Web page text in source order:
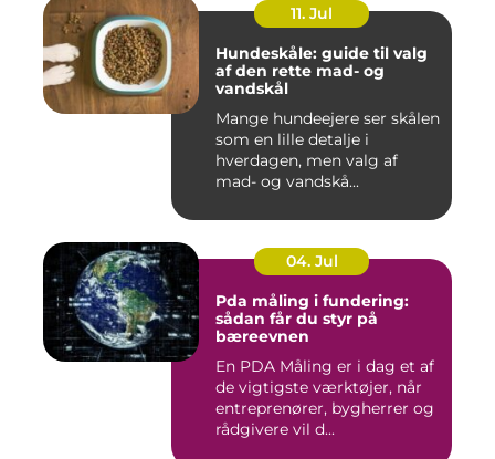
11. Jul
Hundeskåle: guide til valg
af den rette mad- og
vandskål
Mange hundeejere ser skålen
som en lille detalje i
hverdagen, men valg af
mad- og vandskå...
04. Jul
Pda måling i fundering:
sådan får du styr på
bæreevnen
En PDA Måling er i dag et af
de vigtigste værktøjer, når
entreprenører, bygherrer og
rådgivere vil d...